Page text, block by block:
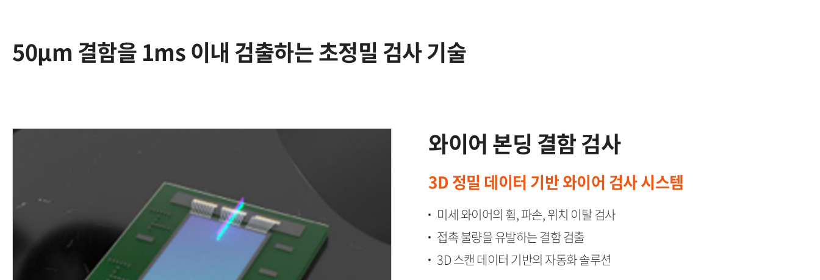
50μm 결함을 1ms 이내 검출하는 초정밀 검사 기술
와이어 본딩 결함 검사​
3D 정밀 데이터 기반 와이어 검사 시스템
미세 와이어의 휨, 파손, 위치 이탈 검사​​​​
접촉 불량을 유발하는 결함 검출​​​​
3D 스캔 데이터 기반의 자동화 솔루션​​​